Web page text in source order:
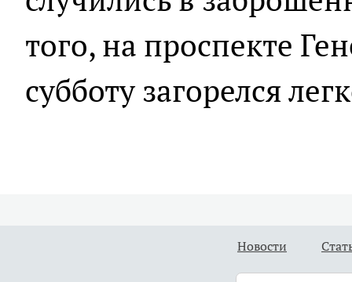
того, на проспекте
субботу загорелся
Новости